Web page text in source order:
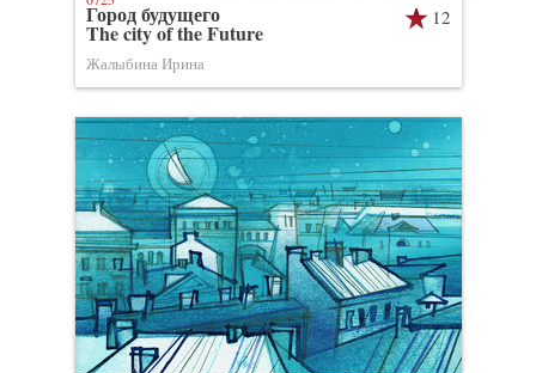
12
Город будущего
The city of the Future
Жалыбина Ирина